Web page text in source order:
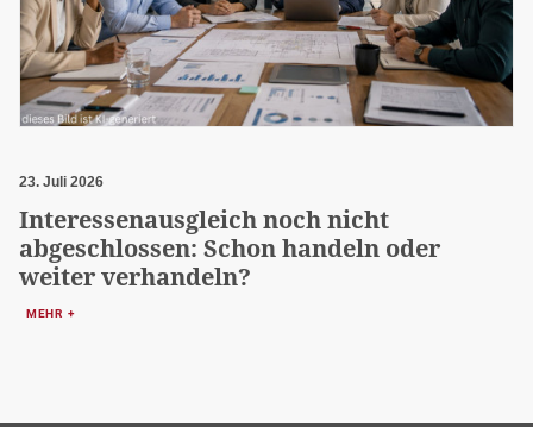
23. Juli 2026
Interessenausgleich noch nicht
abgeschlossen: Schon handeln oder
weiter verhandeln?
MEHR +